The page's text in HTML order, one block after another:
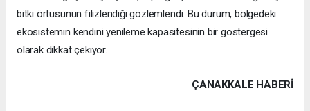
bitki örtüsünün filizlendiği gözlemlendi. Bu durum, bölgedeki
ekosistemin kendini yenileme kapasitesinin bir göstergesi
olarak dikkat çekiyor.
ÇANAKKALE HABERİ